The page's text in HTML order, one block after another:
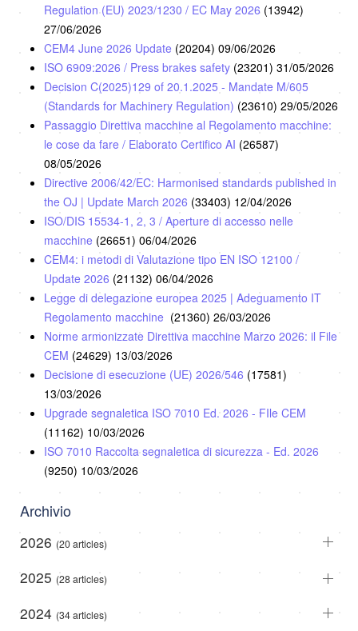
Regulation (EU) 2023/1230 / EC May 2026 (13942)
27/06/2026
CEM4 June 2026 Update (20204) 09/06/2026
ISO 6909:2026 / Press brakes safety (23201) 31/05/2026
Decision C(2025)129 of 20.1.2025 - Mandate M/605
(Standards for Machinery Regulation) (23610) 29/05/2026
Passaggio Direttiva macchine al Regolamento macchine:
le cose da fare / Elaborato Certifico AI (26587)
08/05/2026
Directive 2006/42/EC: Harmonised standards published in
the OJ | Update March 2026 (33403) 12/04/2026
ISO/DIS 15534-1, 2, 3 / Aperture di accesso nelle
macchine (26651) 06/04/2026
CEM4: i metodi di Valutazione tipo EN ISO 12100 /
Update 2026 (21132) 06/04/2026
Legge di delegazione europea 2025 | Adeguamento IT
Regolamento macchine (21360) 26/03/2026
Norme armonizzate Direttiva macchine Marzo 2026: il File
CEM (24629) 13/03/2026
Decisione di esecuzione (UE) 2026/546 (17581)
13/03/2026
Upgrade segnaletica ISO 7010 Ed. 2026 - FIle CEM
(11162) 10/03/2026
ISO 7010 Raccolta segnaletica di sicurezza - Ed. 2026
(9250) 10/03/2026
Archivio
2026 (20 articles)
2025 (28 articles)
2024 (34 articles)